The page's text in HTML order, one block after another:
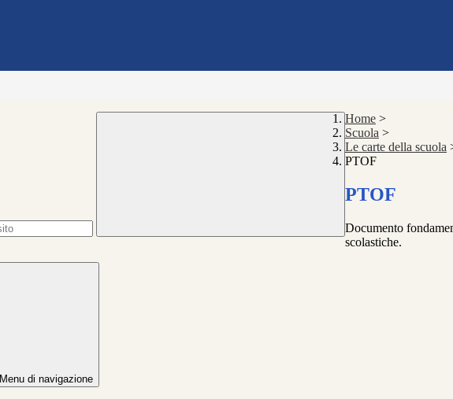
Home >
Scuola >
Le carte della scuola
PTOF
PTOF
Documento
scolastiche.
Menu di navigazione